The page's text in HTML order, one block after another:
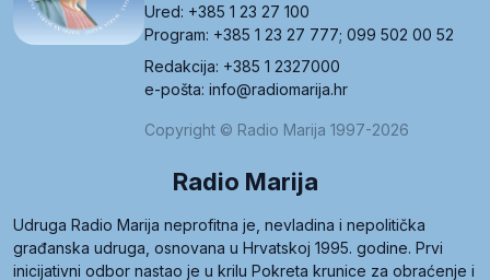
Ured: +385 1 23 27 100
Program: +385 1 23 27 777; 099 502 00 52
Redakcija: +385 1 2327000
e-pošta: info@radiomarija.hr
Copyright © Radio Marija 1997-2026
Radio Marija
Udruga Radio Marija neprofitna je, nevladina i nepolitička
građanska udruga, osnovana u Hrvatskoj 1995. godine. Prvi
inicijativni odbor nastao je u krilu Pokreta krunice za obraćenje i